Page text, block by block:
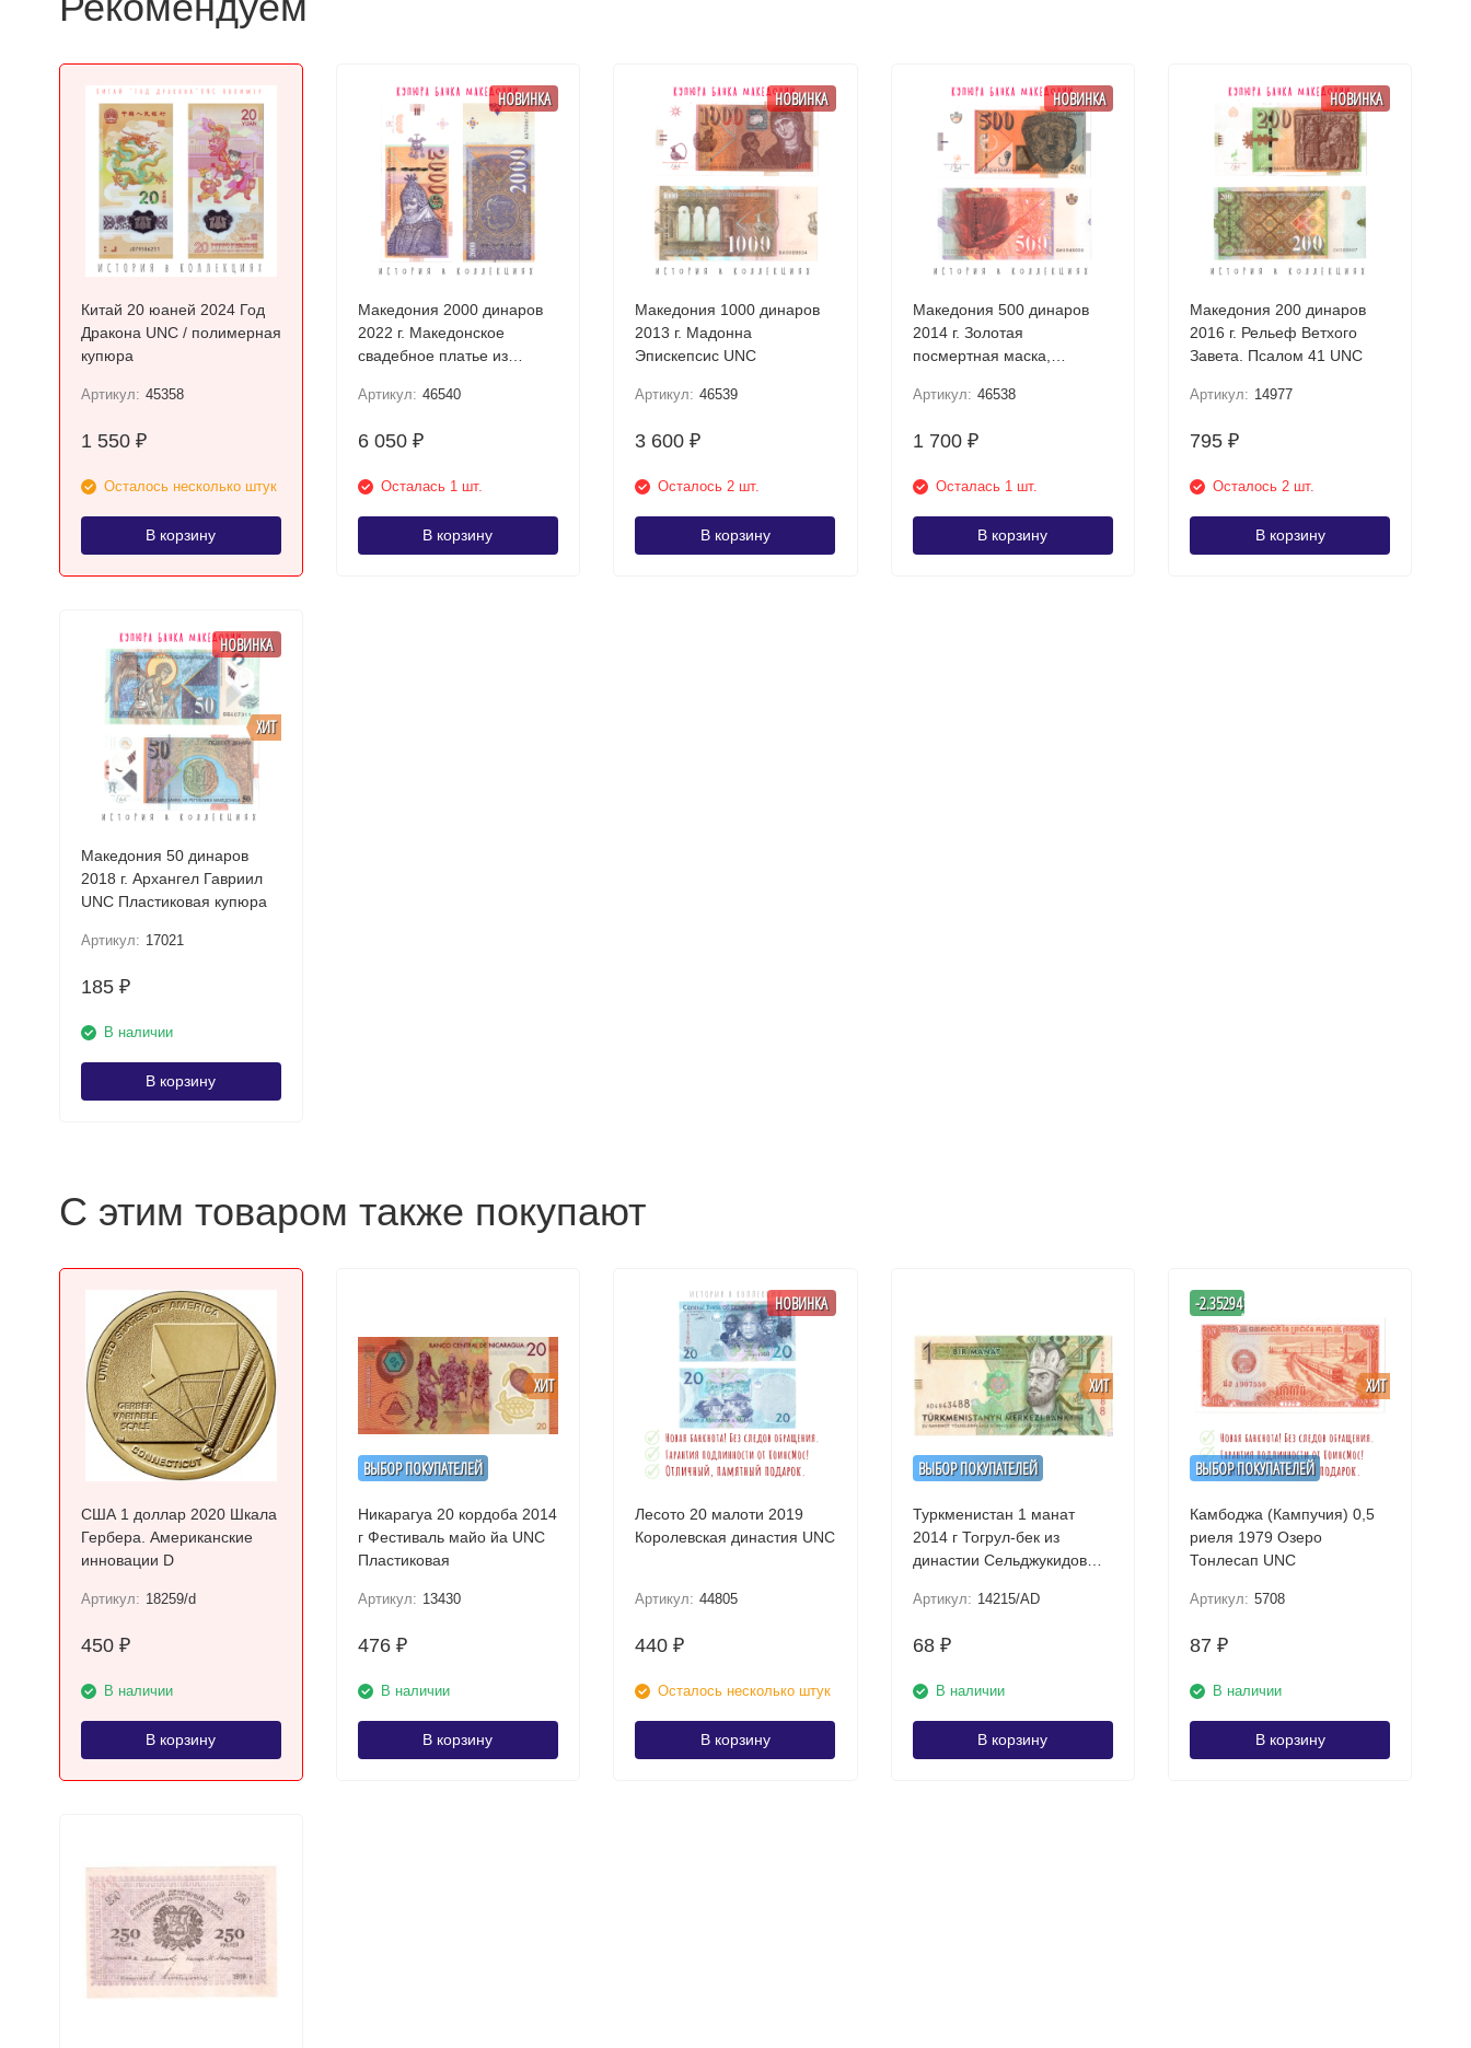
Китай 20 юаней 2024 Год
Дракона UNC / полимерная
купюра
Артикул: 45358
1 550 ₽
Осталось несколько штук
В корзину
НОВИНКА
Македония 2000 динаров
2022 г. Македонское
свадебное платье из
Артикул: 46540
6 050 ₽
Осталась 1 шт.
В корзину
НОВИНКА
Македония 1000 динаров
2013 г. Мадонна
Эпискепсис UNC
Артикул: 46539
3 600₽
Осталось 2 шт.
В корзину
НОВИНКА
Македония 500 динаров
2014 г. Золотая
посмертная маска,
Артикул: 46538
1 700 ₽
Осталась 1 шт.
В корзину
НОВИНКА
Македония 200 динаров
2016 г. Рельеф Ветхого
Завета. Псалом 41 UNC
Артикул: 14977
795₽
Осталось 2 шт.
В корзину
ХИТ
НОВИНКА
Македония 50 динаров
2018 г. Архангел Гавриил
UNC Пластиковая купюра
Артикул: 17021
185 ₽
В наличии
В корзину
С этим товаром также покупают
США 1 доллар 2020 Шкала
Гербера. Американские
инновации D
Артикул: 18259/d
450 ₽
В наличии
В корзину
ВЫБОР ПОКУПАТЕЛЕЙ
ХИТ
Никарагуа 20 кордоба 2014
г Фестиваль майо йа UNC
Пластиковая
Артикул: 13430
476 ₽
В наличии
В корзину
НОВИНКА
Лесото 20 малоти 2019
Королевская династия UNC
Артикул: 44805
440₽
Осталось несколько штук
В корзину
ВЫБОР ПОКУПАТЕЛЕЙ
ХИТ
Туркменистан 1 манат
2014 г Тогрул-бек из
династии Сельджукидов
Артикул: 14215/AD
68 ₽
В наличии
В корзину
ВЫБОР ПОКУПАТЕЛЕЙ
ХИТ
-
-2.3529411764706
%
Камбоджа (Кампучия) 0,5
риеля 1979 Озеро
Тонлесап UNC
Артикул: 5708
87₽
В наличии
В корзину